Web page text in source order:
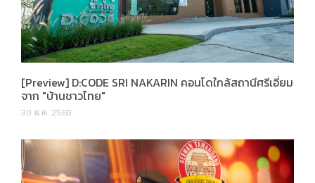
[Preview] D:CODE SRI NAKARIN คอนโดใกล้สถานีศรีเอี่ยม
จาก "บ้านชาวไทย"
30 ม.ค. 2569